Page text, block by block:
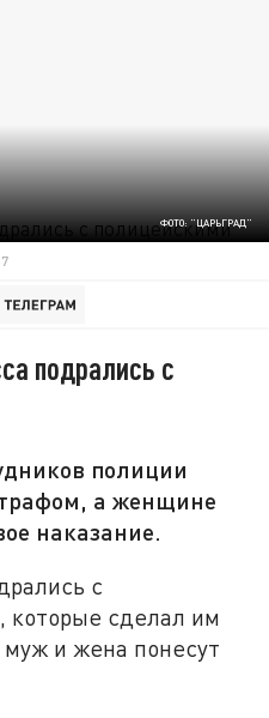
ФОТО: "ЦАРЬГРАД"
подрались с
полиции
а женщине
наказание.
с
которые сделал им
и жена понесут